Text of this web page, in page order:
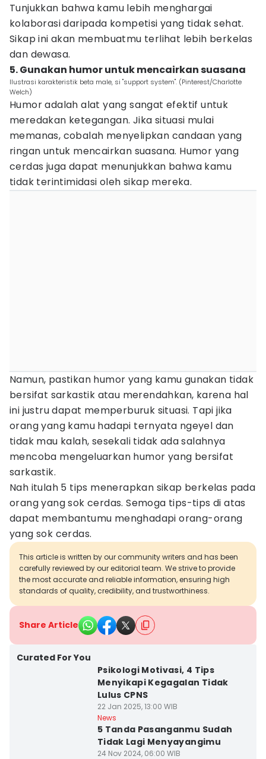
Tunjukkan bahwa kamu lebih menghargai
kolaborasi daripada kompetisi yang tidak sehat.
Sikap ini akan membuatmu terlihat lebih berkelas
dan dewasa.
5. Gunakan humor untuk mencairkan suasana
Ilustrasi karakteristik beta male, si "support system". (Pinterest/Charlotte
Welch)
Humor adalah alat yang sangat efektif untuk
meredakan ketegangan. Jika situasi mulai
memanas, cobalah menyelipkan candaan yang
ringan untuk mencairkan suasana. Humor yang
cerdas juga dapat menunjukkan bahwa kamu
tidak terintimidasi oleh sikap mereka.
Namun, pastikan humor yang kamu gunakan tidak
bersifat sarkastik atau merendahkan, karena hal
ini justru dapat memperburuk situasi. Tapi jika
orang yang kamu hadapi ternyata ngeyel dan
tidak mau kalah, sesekali tidak ada salahnya
mencoba mengeluarkan humor yang bersifat
sarkastik.
Nah itulah 5 tips menerapkan sikap berkelas pada
orang yang sok cerdas. Semoga tips-tips di atas
dapat membantumu menghadapi orang-orang
yang sok cerdas.
This article is written by our community writers and has been
carefully reviewed by our editorial team. We strive to provide
the most accurate and reliable information, ensuring high
standards of quality, credibility, and trustworthiness.
Share Article
Curated For You
Psikologi Motivasi, 4 Tips
Menyikapi Kegagalan Tidak
Lulus CPNS
22 Jan 2025, 13:00 WIB
News
5 Tanda Pasanganmu Sudah
Tidak Lagi Menyayangimu
24 Nov 2024, 06:00 WIB